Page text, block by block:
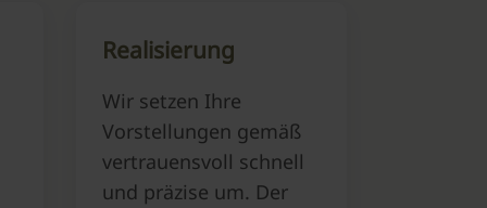
Realisierung
Wir setzen Ihre
Vorstellungen gemäß
vertrauensvoll schnell
und präzise um. Der